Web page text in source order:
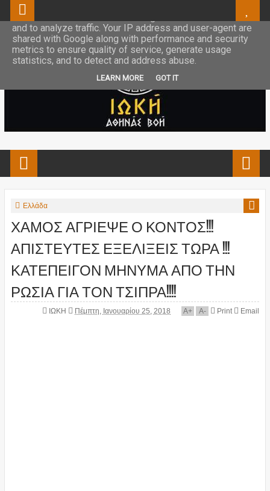
Ελλάδα
ΧΑΜΟΣ ΑΓΡΙΕΨΕ Ο ΚΟΝΤΟΣ!!!
ΑΠΙΣΤΕΥΤΕΣ ΕΞΕΛΙΞΕΙΣ ΤΩΡΑ !!!
ΚΑΤΕΠΕΙΓΟΝ ΜΗΝΥΜΑ ΑΠΟ ΤΗΝ
ΡΩΣΙΑ ΓΙΑ ΤΟΝ ΤΣΙΠΡΑ!!!!
ΙΩΚΗ Πέμπτη, Ιανουαρίου 25, 2018 A+ A- Print Email
This site uses cookies from Google to deliver its services
and to analyze traffic. Your IP address and user-agent are
shared with Google along with performance and security
metrics to ensure quality of service, generate usage
statistics, and to detect and address abuse.
LEARN MORE GOT IT